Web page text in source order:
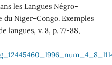
les Langues Négro-
du Niger-Congo. Exemples
langues, v. 8, p. 77-88,